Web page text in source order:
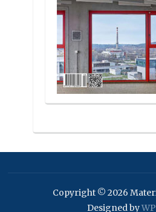
Copyright © 2026
Designed by